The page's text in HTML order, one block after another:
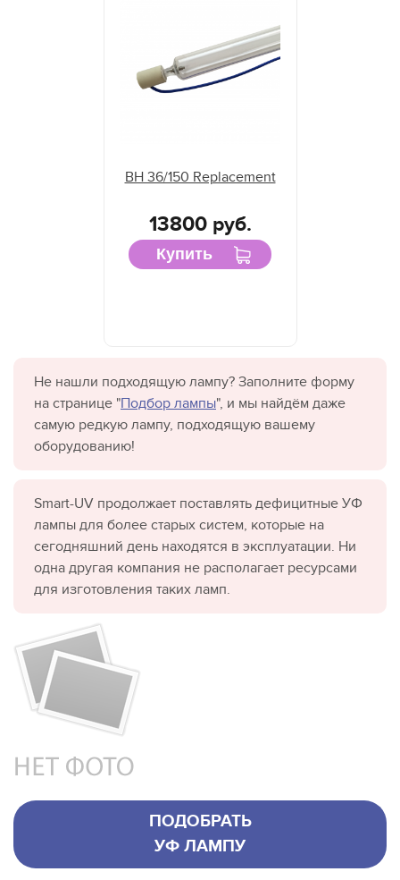
BH 36/150 Replacement
13800 руб.
Купить
Не нашли подходящую лампу? Заполните форму
на странице "Подбор лампы", и мы найдём даже
самую редкую лампу, подходящую вашему
оборудованию!
Smart-UV продолжает поставлять дефицитные УФ
лампы для более старых систем, которые на
сегодняшний день находятся в эксплуатации. Ни
одна другая компания не располагает ресурсами
для изготовления таких ламп.
ПОДОБРАТЬ
УФ ЛАМПУ